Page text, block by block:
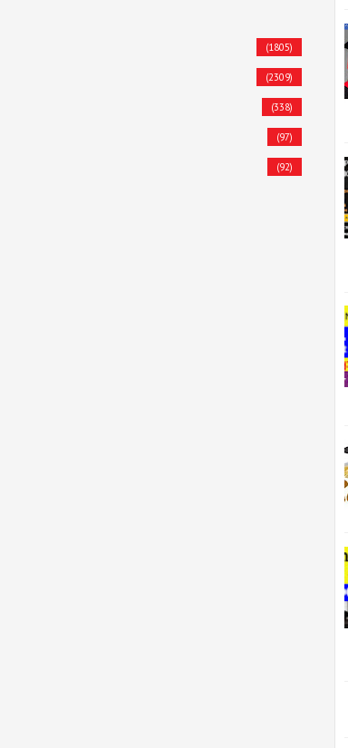
(1805)
(2309)
(338)
(97)
(92)